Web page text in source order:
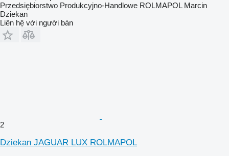
Przedsiębiorstwo Produkcyjno-Handlowe ROLMAPOL Marcin
Dziekan
Liên hệ với người bán
2
Dziekan JAGUAR LUX ROLMAPOL